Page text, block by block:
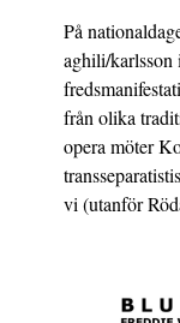
På
aghili/karlsson
från olika
opera möter
vi (utanför